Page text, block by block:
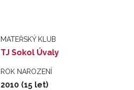
MATEŘSKÝ KLUB
TJ Sokol Úvaly
ROK NAROZENÍ
2010 (15 let)